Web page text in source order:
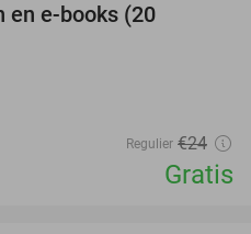
en e-books (20
Regulier €24
Gratis